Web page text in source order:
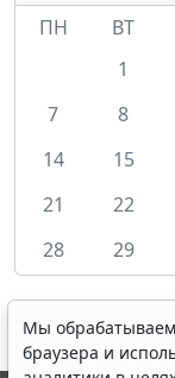
ПН
ВТ
1
7
8
14
15
21
22
28
29
Мы
браузера и